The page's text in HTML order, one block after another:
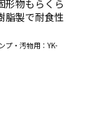
形物もらくら
脂製で耐食性
プ・汚物用：YK-